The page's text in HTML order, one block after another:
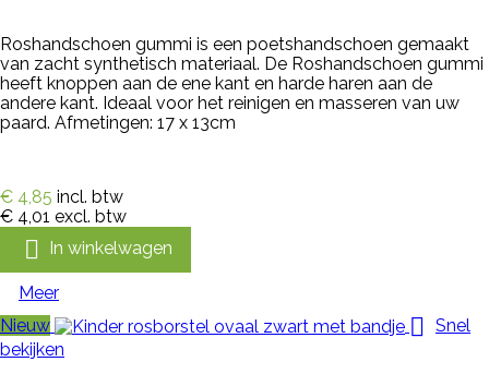
Roshandschoen gummi is een poetshandschoen gemaakt
van zacht synthetisch materiaal. De Roshandschoen gummi
heeft knoppen aan de ene kant en harde haren aan de
andere kant. Ideaal voor het reinigen en masseren van uw
paard. Afmetingen: 17 x 13cm
€ 4,85 incl. btw
€ 4,01 excl. btw
 In winkelwagen
Meer
Nieuw
 Snel
bekijken